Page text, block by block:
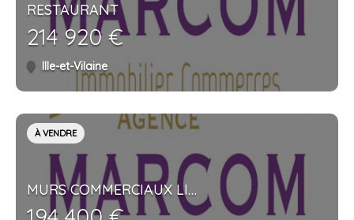
RESTAURANT
214 920 €
Ille-et-Vilaine
À VENDRE
MURS COMMERCIAUX LIBRES